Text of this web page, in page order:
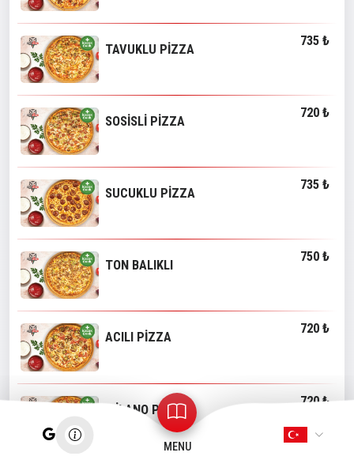
TAVUKLU PİZZA
735 ₺
SOSİSLİ PİZZA
720 ₺
SUCUKLU PİZZA
735 ₺
TON BALIKLI
750 ₺
ACILI PİZZA
720 ₺
MİLANO PİZZA
720 ₺
MENU